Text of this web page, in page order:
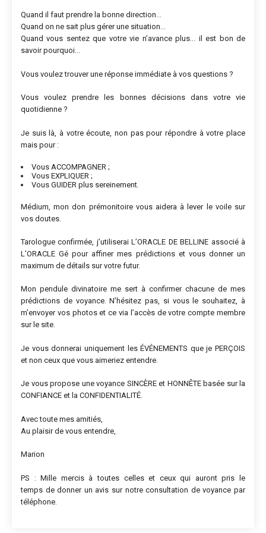
Quand il faut prendre la bonne direction…
Quand on ne sait plus gérer une situation…
Quand vous sentez que votre vie n’avance plus… il est bon de
savoir pourquoi…
Vous voulez trouver une réponse immédiate à vos questions ?
Vous voulez prendre les bonnes décisions dans votre vie
quotidienne ?
Je suis là, à votre écoute, non pas pour répondre à votre place
mais pour :
Vous ACCOMPAGNER ;
Vous EXPLIQUER ;
Vous GUIDER plus sereinement.
Médium, mon don prémonitoire vous aidera à lever le voile sur
vos doutes.
Tarologue confirmée, j’utiliserai L’ORACLE DE BELLINE associé à
L’ORACLE Gé pour affiner mes prédictions et vous donner un
maximum de détails sur votre futur.
Mon pendule divinatoire me sert à confirmer chacune de mes
prédictions de voyance. N’hésitez pas, si vous le souhaitez, à
m’envoyer vos photos et ce via l’accès de votre compte membre
sur le site.
Je vous donnerai uniquement les ÉVÉNEMENTS que je PERÇOIS
et non ceux que vous aimeriez entendre.
Je vous propose une voyance SINCÈRE et HONNÊTE basée sur la
CONFIANCE et la CONFIDENTIALITÉ.
Avec toute mes amitiés,
Au plaisir de vous entendre,
Marion
PS : Mille mercis à toutes celles et ceux qui auront pris le
temps de donner un avis sur notre consultation de voyance par
téléphone.